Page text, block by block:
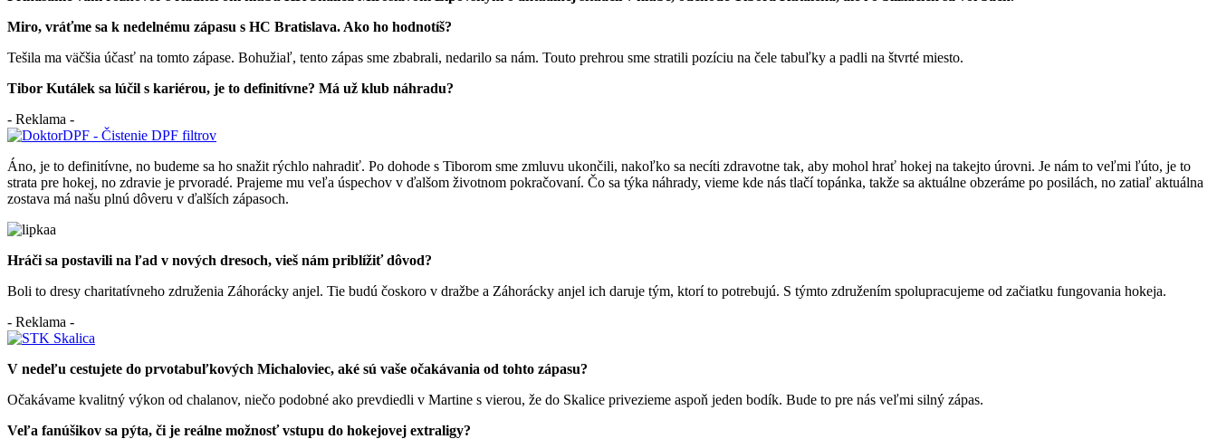
Miro, vráťme sa k nedelnému zápasu s HC Bratislava. Ako ho hodnotíš?
Tešila ma väčšia účasť na tomto zápase. Bohužiaľ, tento zápas sme zbabrali, nedarilo sa nám. Touto prehrou sme stratili pozíciu na čele tabuľky a padli na štvrté miesto.
Tibor Kutálek sa lúčil s kariérou, je to definitívne? Má už klub náhradu?
- Reklama -
Áno, je to definitívne, no budeme sa ho snažit rýchlo nahradiť. Po dohode s Tiborom sme zmluvu ukončili, nakoľko sa necíti zdravotne tak, aby mohol hrať hokej na takejto úrovni. Je nám to veľmi ľúto, je to
strata pre hokej, no zdravie je prvoradé. Prajeme mu veľa úspechov v ďalšom životnom pokračovaní. Čo sa týka náhrady, vieme kde nás tlačí topánka, takže sa aktuálne obzeráme po posilách, no zatiaľ aktuálna
zostava má našu plnú dôveru v ďalších zápasoch.
Hráči sa postavili na ľad v nových dresoch, vieš nám priblížiť dôvod?
Boli to dresy charitatívneho združenia Záhorácky anjel. Tie budú čoskoro v dražbe a Záhorácky anjel ich daruje tým, ktorí to potrebujú. S týmto združením spolupracujeme od začiatku fungovania hokeja.
- Reklama -
V nedeľu cestujete do prvotabuľkových Michaloviec, aké sú vaše očakávania od tohto zápasu?
Očakávame kvalitný výkon od chalanov, niečo podobné ako prevdiedli v Martine s vierou, že do Skalice privezieme aspoň jeden bodík. Bude to pre nás veľmi silný zápas.
Veľa fanúšikov sa pýta, či je reálne možnosť vstupu do hokejovej extraligy?